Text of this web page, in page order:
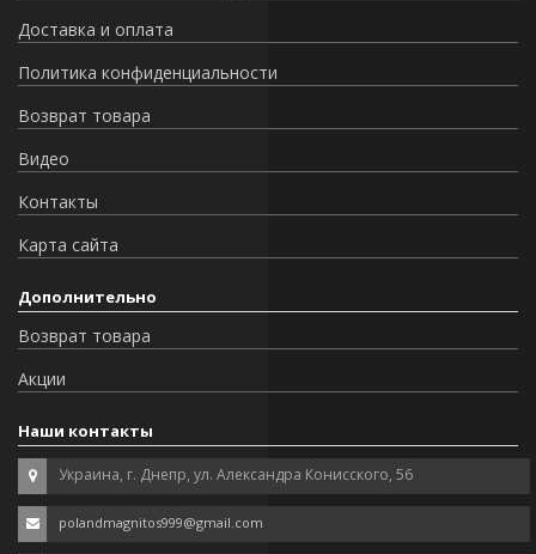
Доставка и оплата
Политика конфиденциальности
Возврат товара
Видео
Контакты
Карта сайта
Дополнительно
Возврат товара
Акции
Наши контакты
Украина, г. Днепр, ул. Александра Конисского, 56
polandmagnitos999@gmail.com